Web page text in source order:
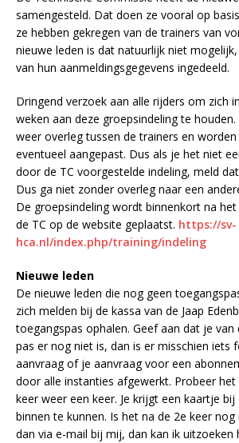
samengesteld. Dat doen ze vooral op
ze hebben gekregen van de trainers van
nieuwe leden is dat natuurlijk niet
van hun aanmeldingsgegevens ingedeeld.
Dringend verzoek aan alle rijders om zich
weken aan deze groepsindeling te
weer overleg tussen de trainers en
eventueel aangepast. Dus als je het niet
door de TC voorgestelde indeling, meld
Dus ga niet zonder overleg naar een
De groepsindeling wordt binnenkort na
de TC op de website geplaatst. https://sv-
hca.nl/index.php/training/indeling
Nieuwe leden
De nieuwe leden die nog geen
zich melden bij de kassa van de Jaap
toegangspas ophalen. Geef aan dat je van
pas er nog niet is, dan is er misschien iets
aanvraag of je aanvraag voor een
door alle instanties afgewerkt. Probeer het
keer weer een keer. Je krijgt een kaartje
binnen te kunnen. Is het na de 2e keer
dan via e-mail bij mij, dan kan ik uitzoeken